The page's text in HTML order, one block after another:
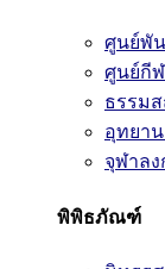
ศูนย์พั
ศูนย์กี
ธรรม
อุทยาน
จุฬาล
พิพิธภัณฑ์